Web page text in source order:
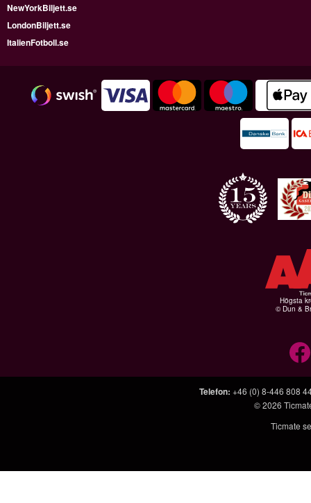
NewYorkBiljett.se
LondonBiljett.se
ItalienFotboll.se
Högsta
© Dun &
Telefon: +46 (0) 8-446 808
© 2026
Ticmate